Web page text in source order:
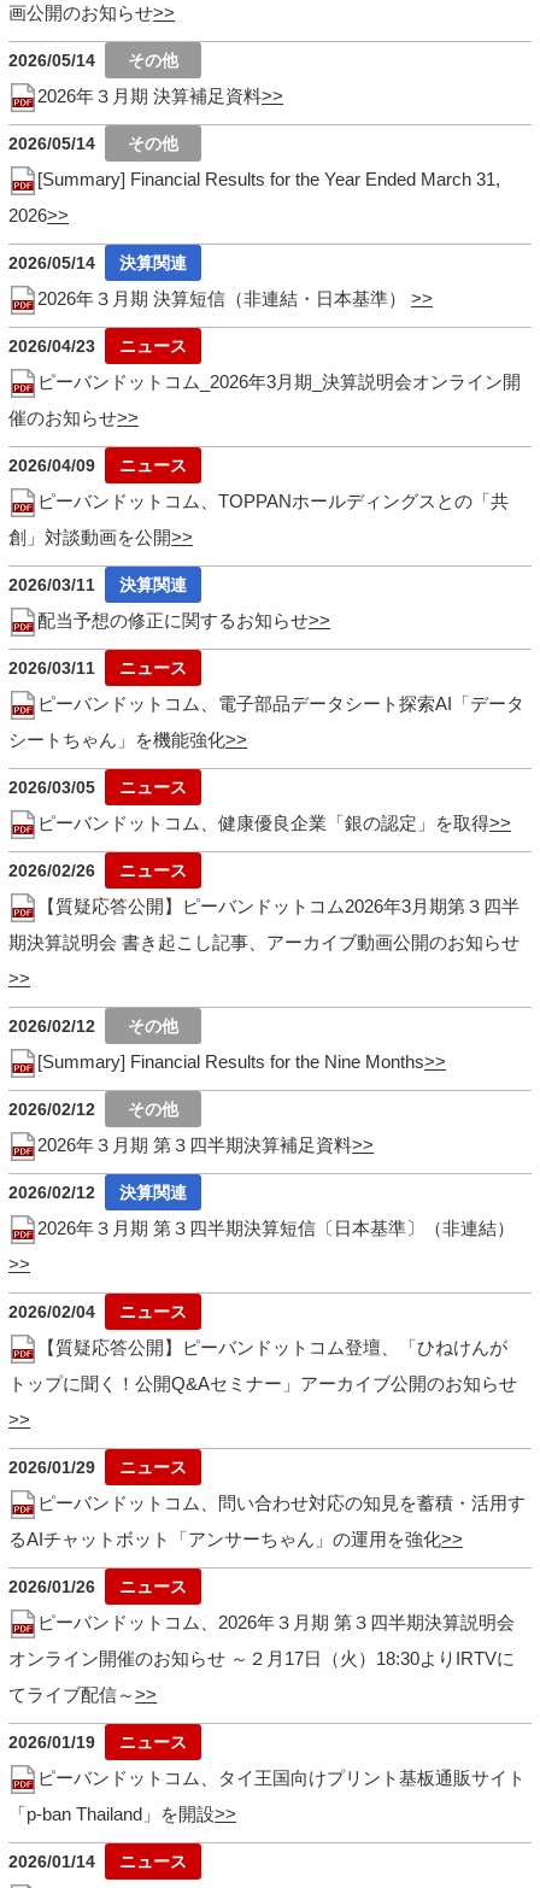
画公開のお知らせ
2026/05/14
2026年３月期 決算補足資料
2026/05/14
[Summary] Financial Results for the Year Ended March 31,
2026
2026/05/14
2026年３月期 決算短信（非連結・日本基準）
2026/04/23
ピーバンドットコム_2026年3月期_決算説明会オンライン開
催のお知らせ
2026/04/09
ピーバンドットコム、TOPPANホールディングスとの「共
創」対談動画を公開
2026/03/11
配当予想の修正に関するお知らせ
2026/03/11
ピーバンドットコム、電子部品データシート探索AI「データ
シートちゃん」を機能強化
2026/03/05
ピーバンドットコム、健康優良企業「銀の認定」を取得
2026/02/26
【質疑応答公開】ピーバンドットコム2026年3月期第３四半
期決算説明会 書き起こし記事、アーカイブ動画公開のお知らせ
2026/02/12
[Summary] Financial Results for the Nine Months
2026/02/12
2026年３月期 第３四半期決算補足資料
2026/02/12
2026年３月期 第３四半期決算短信〔日本基準〕（非連結）
2026/02/04
【質疑応答公開】ピーバンドットコム登壇、「ひねけんが
トップに聞く！公開Q&Aセミナー」アーカイブ公開のお知らせ
2026/01/29
ピーバンドットコム、問い合わせ対応の知見を蓄積・活用す
るAIチャットボット「アンサーちゃん」の運用を強化
2026/01/26
ピーバンドットコム、2026年３月期 第３四半期決算説明会
オンライン開催のお知らせ ～２月17日（火）18:30よりIRTVに
てライブ配信～
2026/01/19
ピーバンドットコム、タイ王国向けプリント基板通販サイト
「p-ban Thailand」を開設
2026/01/14